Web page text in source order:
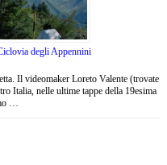
degli Appennini
Il videomaker Loreto Valente (trovate
Italia, nelle ultime tappe della 19esima
…